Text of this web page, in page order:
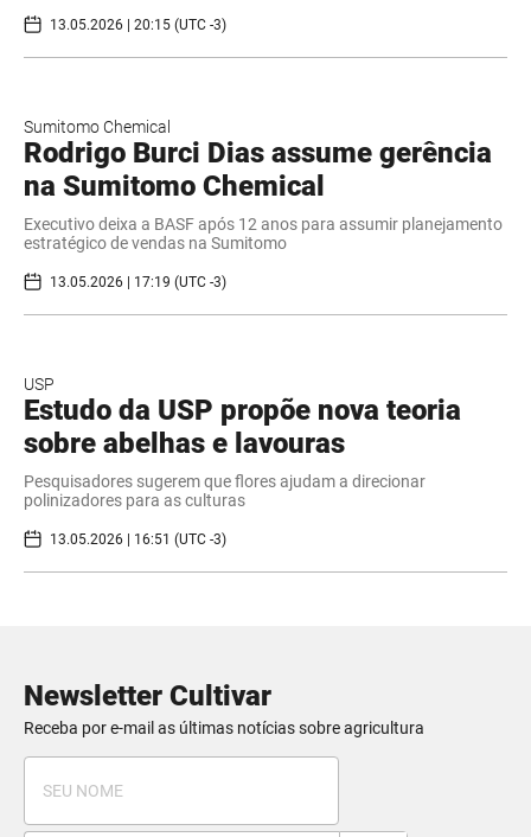
13.05.2026 | 20:15 (UTC -3)
Sumitomo Chemical
Rodrigo Burci Dias assume gerência
na Sumitomo Chemical
Executivo deixa a BASF após 12 anos para assumir planejamento
estratégico de vendas na Sumitomo
13.05.2026 | 17:19 (UTC -3)
USP
Estudo da USP propõe nova teoria
sobre abelhas e lavouras
Pesquisadores sugerem que flores ajudam a direcionar
polinizadores para as culturas
13.05.2026 | 16:51 (UTC -3)
Newsletter Cultivar
Receba por e-mail as últimas notícias sobre agricultura